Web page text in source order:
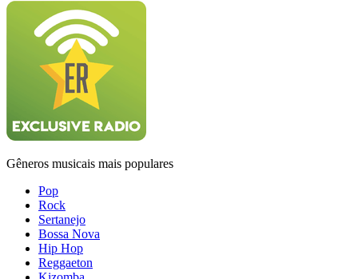
Gêneros musicais mais populares
Pop
Rock
Sertanejo
Bossa Nova
Hip Hop
Reggaeton